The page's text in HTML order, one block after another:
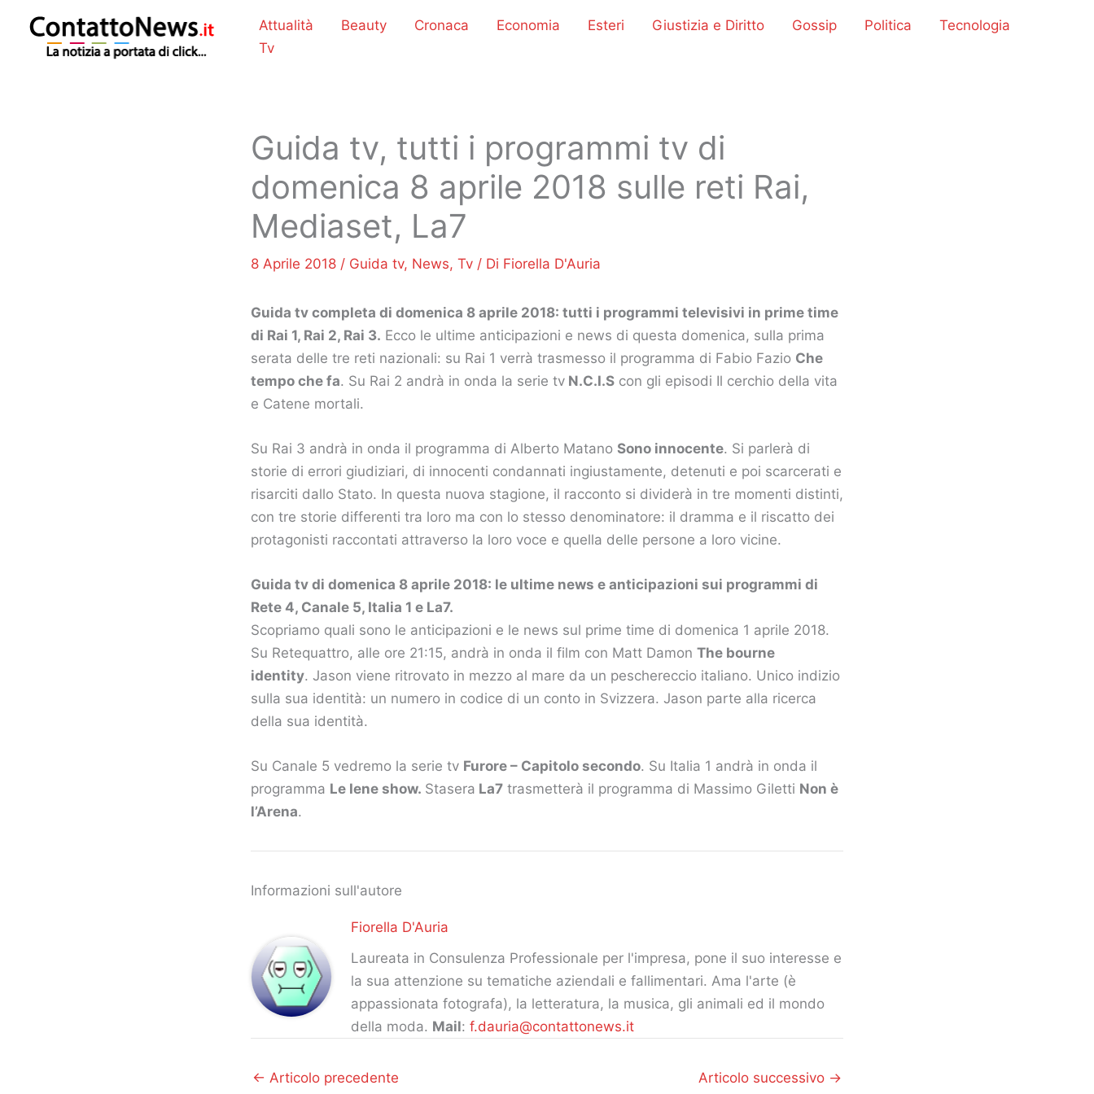
contenuto
Attualità Beauty Cronaca Economia Esteri Giustizia e Diritto Gossip Politica
Tecnologia
Tv
Guida tv, tutti i programmi tv di
domenica 8 aprile 2018 sulle reti Rai,
Mediaset, La7
8 Aprile 2018 / Guida tv, News, Tv / Di Fiorella D'Auria
Guida tv completa di domenica 8 aprile 2018: tutti i programmi televisivi in prime time
di Rai 1, Rai 2, Rai 3. Ecco le ultime anticipazioni e news di questa domenica, sulla prima
serata delle tre reti nazionali: su Rai 1 verrà trasmesso il programma di Fabio Fazio Che
tempo che fa. Su Rai 2 andrà in onda la serie tv N.C.I.S con gli episodi Il cerchio della vita
e Catene mortali.
Su Rai 3 andrà in onda il programma di Alberto Matano Sono innocente. Si parlerà di
storie di errori giudiziari, di innocenti condannati ingiustamente, detenuti e poi scarcerati e
risarciti dallo Stato. In questa nuova stagione, il racconto si dividerà in tre momenti distinti,
con tre storie differenti tra loro ma con lo stesso denominatore: il dramma e il riscatto dei
protagonisti raccontati attraverso la loro voce e quella delle persone a loro vicine.
Guida tv di domenica 8 aprile 2018: le ultime news e anticipazioni sui programmi di
Rete 4, Canale 5, Italia 1 e La7.
Scopriamo quali sono le anticipazioni e le news sul prime time di domenica 1 aprile 2018.
Su Retequattro, alle ore 21:15, andrà in onda il film con Matt Damon The bourne
identity. Jason viene ritrovato in mezzo al mare da un peschereccio italiano. Unico indizio
sulla sua identità: un numero in codice di un conto in Svizzera. Jason parte alla ricerca
della sua identità.
Su Canale 5 vedremo la serie tv Furore – Capitolo secondo. Su Italia 1 andrà in onda il
programma Le Iene show. Stasera La7 trasmetterà il programma di Massimo Giletti Non è
l’Arena.
Informazioni sull'autore
Fiorella D'Auria
Laureata in Consulenza Professionale per l'impresa, pone il suo interesse e
la sua attenzione su tematiche aziendali e fallimentari. Ama l'arte (è
appassionata fotografa), la letteratura, la musica, gli animali ed il mondo
della moda. Mail: f.dauria@contattonews.it
← Articolo precedente Articolo successivo →